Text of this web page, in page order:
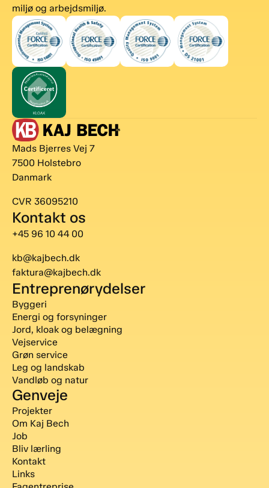
miljø og arbejdsmiljø.
Mads Bjerres Vej 7
7500 Holstebro
Danmark
CVR 36095210
Kontakt os
+45 96 10 44 00
kb@kajbech.dk
faktura@kajbech.dk
Entreprenørydelser
Byggeri
Energi og forsyninger
Jord, kloak og belægning
Vejservice
Grøn service
Leg og landskab
Vandløb og natur
Genveje
Projekter
Om Kaj Bech
Job
Bliv lærling
Kontakt
Links